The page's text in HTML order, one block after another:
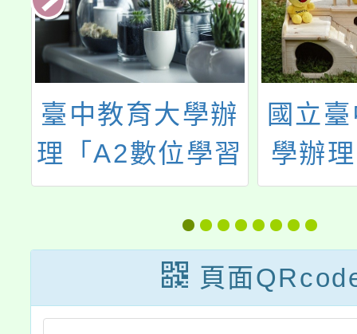
臺中教育大學辦
理「A2數位學習
工作坊(二)－因
材網之數學素養
與互動題」線上
研習
國立
學辦
國民
文專
課程
頁面